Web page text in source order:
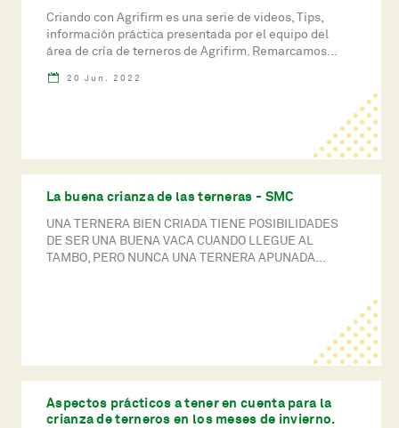
Criando con Agrifirm es una serie de videos, Tips,
información práctica presentada por el equipo del
área de cría de terneros de Agrifirm. Remarcamos...
20 Jun. 2022
La buena crianza de las terneras - SMC
UNA TERNERA BIEN CRIADA TIENE POSIBILIDADES
DE SER UNA BUENA VACA CUANDO LLEGUE AL
TAMBO, PERO NUNCA UNA TERNERA APUNADA...
Aspectos prácticos a tener en cuenta para la
crianza de terneros en los meses de invierno.